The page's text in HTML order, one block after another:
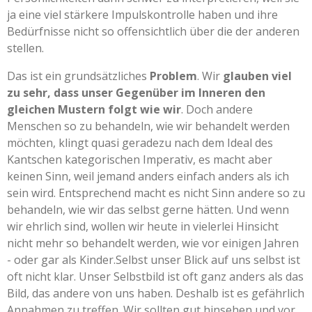
ja eine viel stärkere Impulskontrolle haben und ihre
Bedürfnisse nicht so offensichtlich über die der anderen
stellen.
Das ist ein grundsätzliches Problem. Wir glauben viel
zu sehr, dass unser Gegenüber im Inneren den
gleichen Mustern folgt wie wir. Doch andere
Menschen so zu behandeln, wie wir behandelt werden
möchten, klingt quasi geradezu nach dem Ideal des
Kantschen kategorischen Imperativ, es macht aber
keinen Sinn, weil jemand anders einfach anders als ich
sein wird. Entsprechend macht es nicht Sinn andere so zu
behandeln, wie wir das selbst gerne hätten. Und wenn
wir ehrlich sind, wollen wir heute in vielerlei Hinsicht
nicht mehr so behandelt werden, wie vor einigen Jahren
- oder gar als Kinder.Selbst unser Blick auf uns selbst ist
oft nicht klar. Unser Selbstbild ist oft ganz anders als das
Bild, das andere von uns haben. Deshalb ist es gefährlich